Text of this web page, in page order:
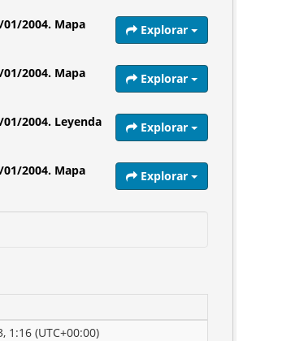
2004. Mapa
Explorar
2004. Mapa
Explorar
2004. Leyenda
Explorar
2004. Mapa
Explorar
1:16 (UTC+00:00)